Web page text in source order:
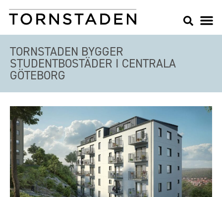
TORNSTADEN BYGGER
STUDENTBOSTÄDER I CENTRALA
GÖTEBORG